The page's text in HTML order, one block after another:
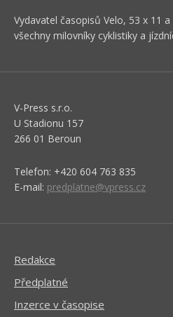
Vydavatel časopisů Velo, 53 x 11
všechny milovníky cyklistiky a
V-Press s.r.o.
U Stadionu 157
266 01 Beroun
Telefon: +420 604 763 835
E-mail: predplatne@vpress.cz
Redakce
Předplatné
Inzerce v časopise